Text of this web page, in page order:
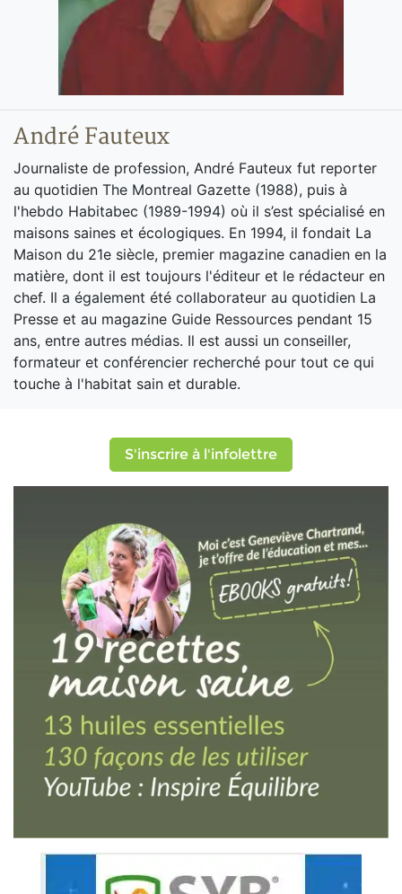
André Fauteux
Journaliste de profession, André Fauteux fut reporter
au quotidien The Montreal Gazette (1988), puis à
l'hebdo Habitabec (1989-1994) où il s’est spécialisé en
maisons saines et écologiques. En 1994, il fondait La
Maison du 21e siècle, premier magazine canadien en la
matière, dont il est toujours l'éditeur et le rédacteur en
chef. Il a également été collaborateur au quotidien La
Presse et au magazine Guide Ressources pendant 15
ans, entre autres médias. Il est aussi un conseiller,
formateur et conférencier recherché pour tout ce qui
touche à l'habitat sain et durable.
S'inscrire à l'infolettre